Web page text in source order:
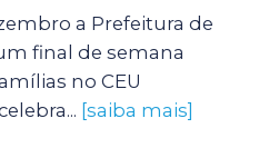
a Prefeitura de
final de semana
no CEU
[saiba mais]